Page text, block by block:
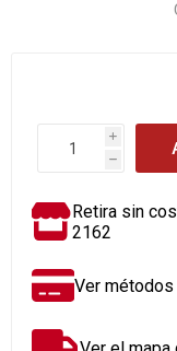
i
h
Retira sin
2162
Ver